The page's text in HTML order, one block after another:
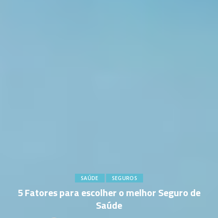
SAÚDE SEGUROS
5 Fatores para escolher o melhor Seguro de
Saúde